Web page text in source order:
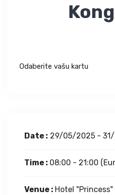
Odaberite vašu kartu
Date : 29/05/2025 -
Time : 08:00 - 21:00
Venue : Hotel "Princess"